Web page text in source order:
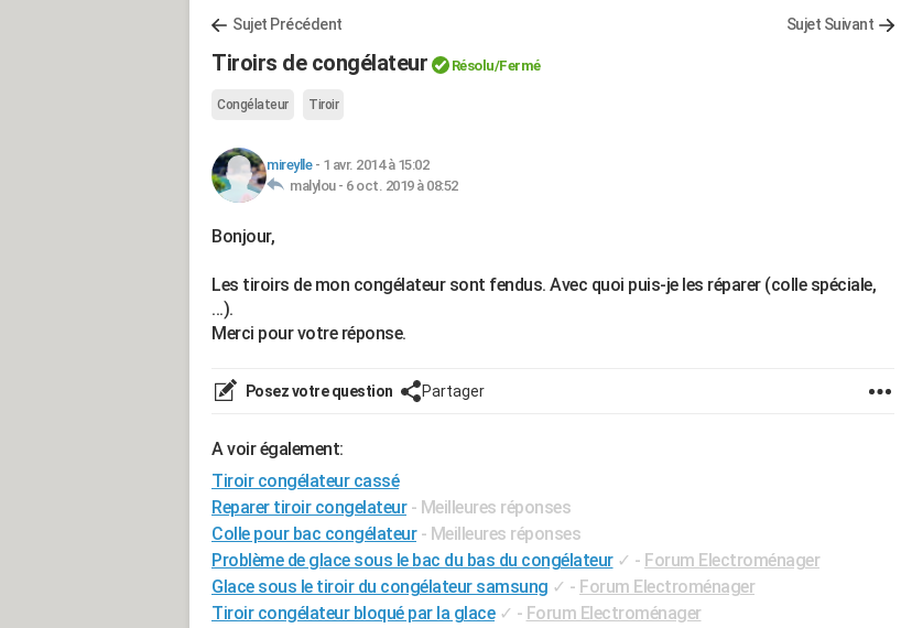
Sujet Précédent Sujet Suivant
Tiroirs de congélateur Résolu/Fermé
Congélateur Tiroir
mireylle- 1 avr. 2014 à 15:02
malylou - 6 oct. 2019 à 08:52
Bonjour,
Les tiroirs de mon congélateur sont fendus. Avec quoi puis-je les réparer (colle spéciale,
...).
Merci pour votre réponse.
Posez votre question Partager
A voir également:
Tiroir congélateur cassé
Reparer tiroir congelateur - Meilleures réponses
Colle pour bac congélateur - Meilleures réponses
Problème de glace sous le bac du bas du congélateur ✓ - Forum Electroménager
Glace sous le tiroir du congélateur samsung ✓ - Forum Electroménager
Tiroir congélateur bloqué par la glace ✓ - Forum Electroménager